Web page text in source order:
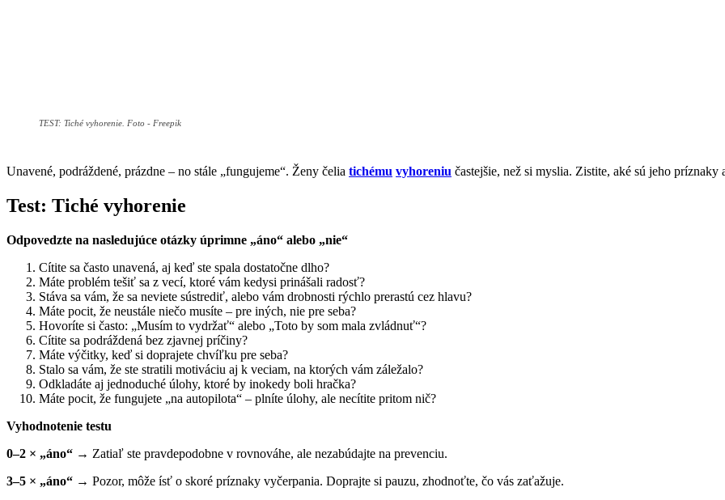
TEST: Tiché vyhorenie. Foto - Freepik
Unavené, podráždené, prázdne – no stále „fungujeme“. Ženy čelia tichému vyhoreniu častejšie, než si myslia. Zistite, aké sú jeho
Test: Tiché vyhorenie
Odpovedzte na nasledujúce otázky úprimne „áno“ alebo „nie“
Cítite sa často unavená, aj keď ste spala dostatočne dlho?
Máte problém tešiť sa z vecí, ktoré vám kedysi prinášali radosť?
Stáva sa vám, že sa neviete sústrediť, alebo vám drobnosti rýchlo prerastú cez hlavu?
Máte pocit, že neustále niečo musíte – pre iných, nie pre seba?
Hovoríte si často: „Musím to vydržať“ alebo „Toto by som mala zvládnuť“?
Cítite sa podráždená bez zjavnej príčiny?
Máte výčitky, keď si doprajete chvíľku pre seba?
Stalo sa vám, že ste stratili motiváciu aj k veciam, na ktorých vám záležalo?
Odkladáte aj jednoduché úlohy, ktoré by inokedy boli hračka?
Máte pocit, že fungujete „na autopilota“ – plníte úlohy, ale necítite pritom nič?
Vyhodnotenie testu
0–2 × „áno“ → Zatiaľ ste pravdepodobne v rovnováhe, ale nezabúdajte na prevenciu.
3–5 × „áno“ → Pozor, môže ísť o skoré príznaky vyčerpania. Doprajte si pauzu, zhodnoťte, čo vás zaťažuje.